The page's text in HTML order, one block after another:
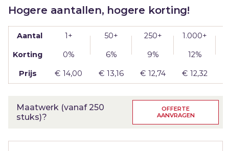
melk/wit
|
aantal
Hogere aantallen, hogere korting!
Aantal 1+ 50+ 250+ 1.000+
Korting 0% 6% 9% 12%
Prijs € 14,00 € 13,16 € 12,74 € 12,32
Maatwerk (vanaf 250
stuks)?
OFFERTE
AANVRAGEN